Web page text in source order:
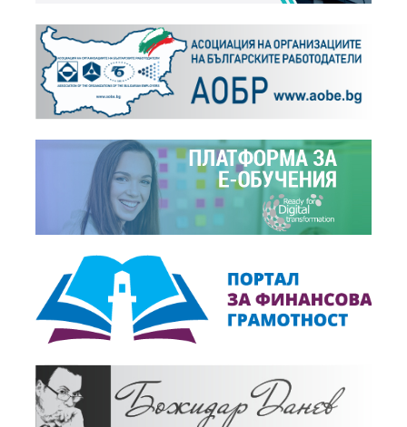
Видео, 07.02.2019
Ще успее ли бизнесът да спази срока за смяна...
АНКЕТА: Готовност по Наредба Н-18 за касовите...
Видео, 06.02.2019
Ще успее ли бизнесът да спази срока за смяна...
Новини, 14.11.2018
За спешна среща с Министър-председателя по...
Видео, 25.10.2018
Видео, 24.10.2018